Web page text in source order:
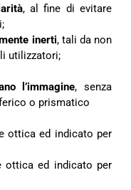
, al fine di evitare
inerti, tali da non
utilizzatori;
l’immagine, senza
o prismatico
ottica ed indicato per
ottica ed indicato per